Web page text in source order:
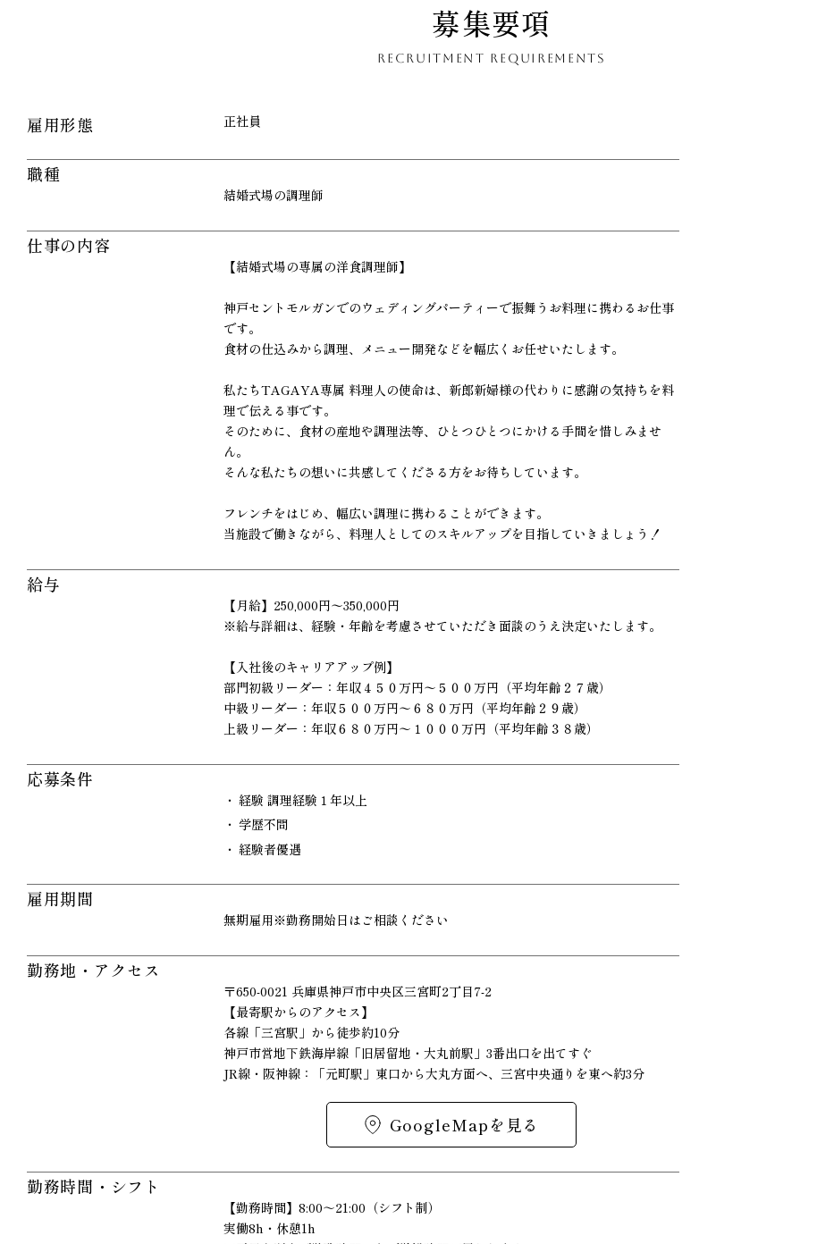
募集要項
RECRUITMENT REQUIREMENTS
雇用形態 正社員
職種
結婚式場の調理師
仕事の内容
【結婚式場の専属の洋食調理師】
神戸セントモルガンでのウェディングパーティーで振舞うお料理に携わるお仕事
です。
食材の仕込みから調理、メニュー開発などを幅広くお任せいたします。
私たちTAGAYA専属 料理人の使命は、新郎新婦様の代わりに感謝の気持ちを料
理で伝える事です。
そのために、食材の産地や調理法等、ひとつひとつにかける手間を惜しみませ
ん。
そんな私たちの想いに共感してくださる方をお待ちしています。
フレンチをはじめ、幅広い調理に携わることができます。
当施設で働きながら、料理人としてのスキルアップを目指していきましょう！
給与
【月給】250,000円〜350,000円
※給与詳細は、経験・年齢を考慮させていただき面談のうえ決定いたします。
【入社後のキャリアアップ例】
部門初級リーダー：年収４５０万円〜５００万円（平均年齢２７歳）
中級リーダー：年収５００万円〜６８０万円（平均年齢２９歳）
上級リーダー：年収６８０万円〜１０００万円（平均年齢３８歳）
応募条件
経験 調理経験１年以上
学歴不問
経験者優遇
雇用期間
無期雇用※勤務開始日はご相談ください
勤務地・アクセス
〒650-0021 兵庫県神戸市中央区三宮町2丁目7-2
【最寄駅からのアクセス】
各線「三宮駅」から徒歩約10分
神戸市営地下鉄海岸線「旧居留地・大丸前駅」3番出口を出てすぐ
JR線・阪神線：「元町駅」東口から大丸方面へ、三宮中央通りを東へ約3分
GoogleMapを見る
勤務時間・シフト
【勤務時間】8:00～21:00（シフト制）
実働8h・休憩1h